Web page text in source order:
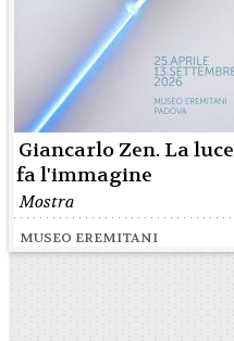
Giancarlo Zen. La luce
fa l'immagine
Mostra
MUSEO EREMITANI